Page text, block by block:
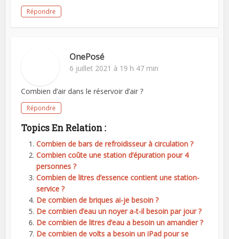
Répondre
OnePosé
6 juillet 2021 à 19 h 47 min
Combien d’air dans le réservoir d’air ?
Répondre
Topics En Relation :
Combien de bars de refroidisseur à circulation ?
Combien coûte une station d’épuration pour 4
personnes ?
Combien de litres d’essence contient une station-
service ?
De combien de briques ai-je besoin ?
De combien d’eau un noyer a-t-il besoin par jour ?
De combien de litres d’eau a besoin un amandier ?
De combien de volts a besoin un iPad pour se